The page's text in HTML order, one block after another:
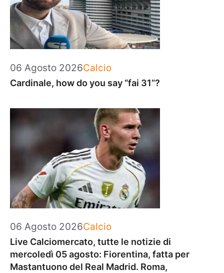
06 Agosto 2026Categorie
Calcio
Cardinale, how do you say “fai 31”?
06 Agosto 2026Categorie
Calcio
Live Calciomercato, tutte le notizie di
mercoledì 05 agosto: Fiorentina, fatta per
Mastantuono del Real Madrid. Roma,